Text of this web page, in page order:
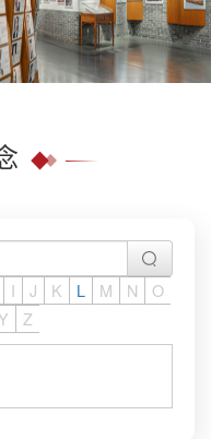
I J K L M N
O
Z